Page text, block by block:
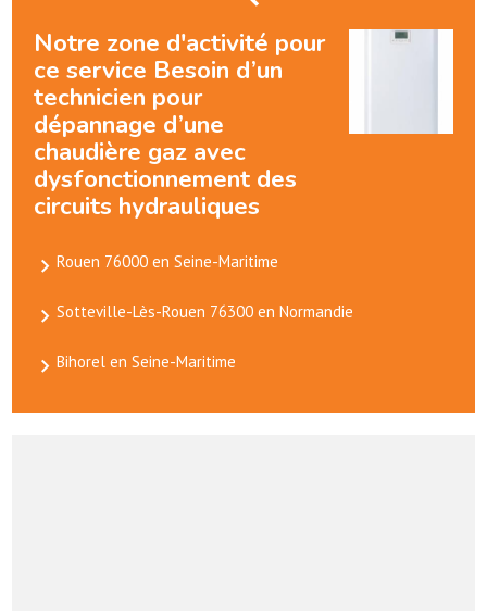
Notre zone d'activité pour
ce service Besoin d’un
technicien pour
dépannage d’une
chaudière gaz avec
dysfonctionnement des
circuits hydrauliques
Rouen 76000 en Seine-Maritime
Sotteville-Lès-Rouen 76300 en Normandie
Bihorel en Seine-Maritime